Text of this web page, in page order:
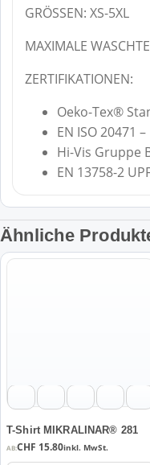
GRÖSSEN: XS-5XL
MAXIMALE
ZERTIFIKATIONEN:
Oeko-Tex®
EN ISO 20471
Hi-Vis Gruppe
EN 13758-2
Ähnliche
T-Shirt MIKRALINAR® 281
AB:CHF 15.80inkl. MwSt.
Optionen
können
auf
der
Produktseite